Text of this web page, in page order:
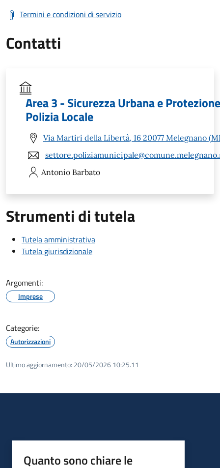
Termini e condizioni di servizio
Contatti
Area 3 - Sicurezza Urbana e
Polizia Locale
Via Martiri della Libertà, 16 20077 Melegnano
Antonio Barbato
Strumenti di tutela
Tutela amministrativa
Tutela giurisdizionale
Argomenti:
Imprese
Categorie:
Autorizzazioni
Ultimo aggiornamento: 20/05/2026 10:25.11
Quanto sono chiare le